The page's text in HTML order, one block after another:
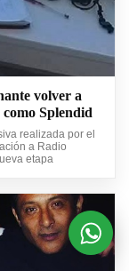
volver a
Splendid
realizada por el
a Radio
etapa